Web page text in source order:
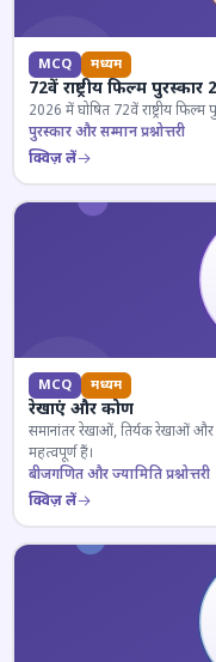
MCQ मध्यम
72वें राष्ट्रीय फिल्म पुरस्कार
2026 में घोषित 72वें राष्ट्रीय फिल्म
पुरस्कार और सम्मान प्रश्नोत्तरी
क्विज़ लें
MCQ मध्यम
रेखाएं और कोण
समानांतर रेखाओं, तिर्यक रेखाओं और
महत्वपूर्ण हैं।
बीजगणित और ज्यामिति प्रश्नोत्तरी
क्विज़ लें